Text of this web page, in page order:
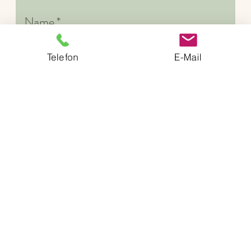
Name
Telefon E-Mail